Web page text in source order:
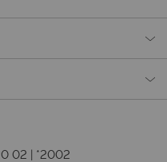
02 | *2002